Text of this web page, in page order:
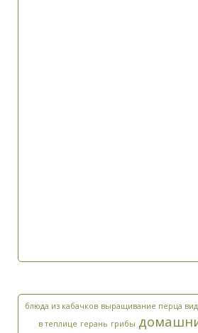
блюда из кабачков выращивание перца
в теплице герань грибы